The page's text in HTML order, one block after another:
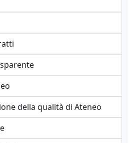
della qualità di Ateneo